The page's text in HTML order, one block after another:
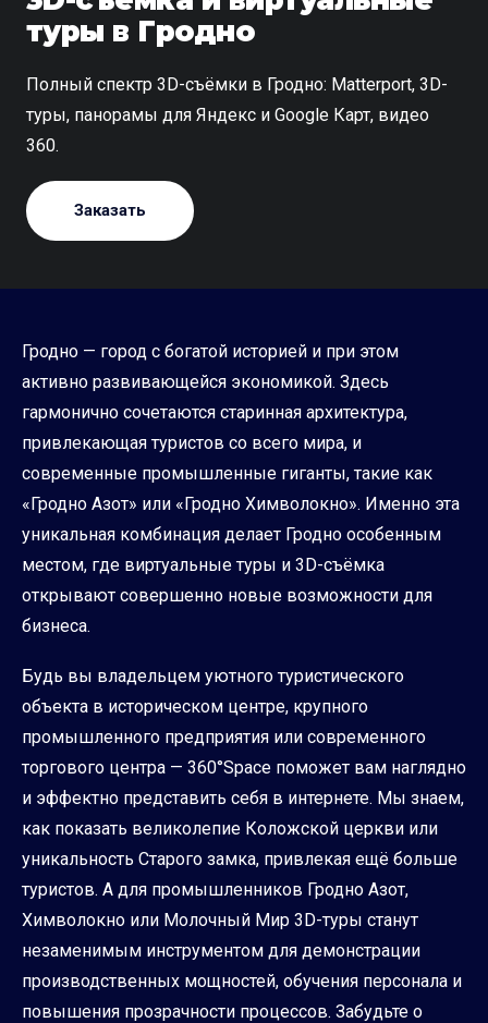
туры в Гродно
Полный спектр 3D-съёмки в Гродно: Matterport, 3D-
туры, панорамы для Яндекс и Google Карт, видео
360.
Заказать
Гродно — город с богатой историей и при этом
активно развивающейся экономикой. Здесь
гармонично сочетаются старинная архитектура,
привлекающая туристов со всего мира, и
современные промышленные гиганты, такие как
«Гродно Азот» или «Гродно Химволокно». Именно эта
уникальная комбинация делает Гродно особенным
местом, где виртуальные туры и 3D-съёмка
открывают совершенно новые возможности для
бизнеса.
Будь вы владельцем уютного туристического
объекта в историческом центре, крупного
промышленного предприятия или современного
торгового центра — 360°Space поможет вам наглядно
и эффектно представить себя в интернете. Мы знаем,
как показать великолепие Коложской церкви или
уникальность Старого замка, привлекая ещё больше
туристов. А для промышленников Гродно Азот,
Химволокно или Молочный Мир 3D-туры станут
незаменимым инструментом для демонстрации
производственных мощностей, обучения персонала и
повышения прозрачности процессов. Забудьте о